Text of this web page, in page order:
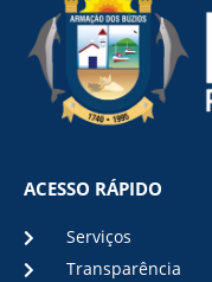
ACESSO RÁPIDO
Serviços
Transparência